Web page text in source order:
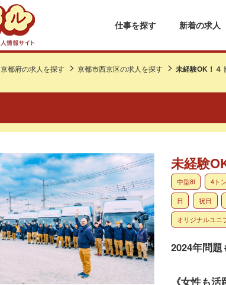
仕事を探す 新着の求人
京都府の求人を探す 京都市西京区の求人を探す 未経験OK！４
未経験
中型8t 4トン
日
祝日
オリジナルユニ
2024年問題
《女性も